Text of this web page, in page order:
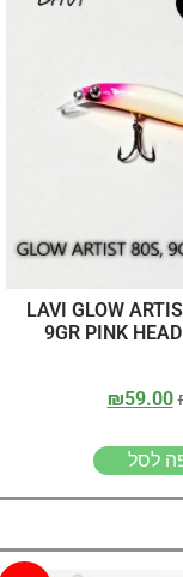
בנושא דיג
LAVI GLOW
9GR PINK
₪59.00
לסל